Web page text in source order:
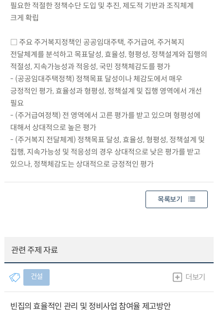
필요한 적절한 정책수단 도입 및 추진, 제도적 기반과 조직체계
크게 확립
□ 주요 주거복지정책인 공공임대주택, 주거급여, 주거복지
전달체계를 분석하고 목표달성, 효율성, 형평성, 정책설계와 집행의
적절성, 지속가능성과 적응성, 국민 정책체감도를 평가
- (공공임대주택정책) 정책목표 달성이나 체감도에서 매우
긍정적인 평가, 효율성과 형평성, 정책설계 및 집행 영역에서 개선
필요
- (주거급여정책) 전 영역에서 고른 평가를 받고 있으며 형평성에
대해서 상대적으로 높은 평가
- (주거복지 전달체계) 정책목표 달성, 효율성, 형평성, 정책설계 및
집행, 지속가능성 및 적응성의 경우 상대적으로 낮은 평가를 받고
있으나, 정책체감도는 상대적으로 긍정적인 평가
목록보기
관련 주제 자료
건설 더보기
빈집의 효율적인 관리 및 정비사업 참여율 제고방안